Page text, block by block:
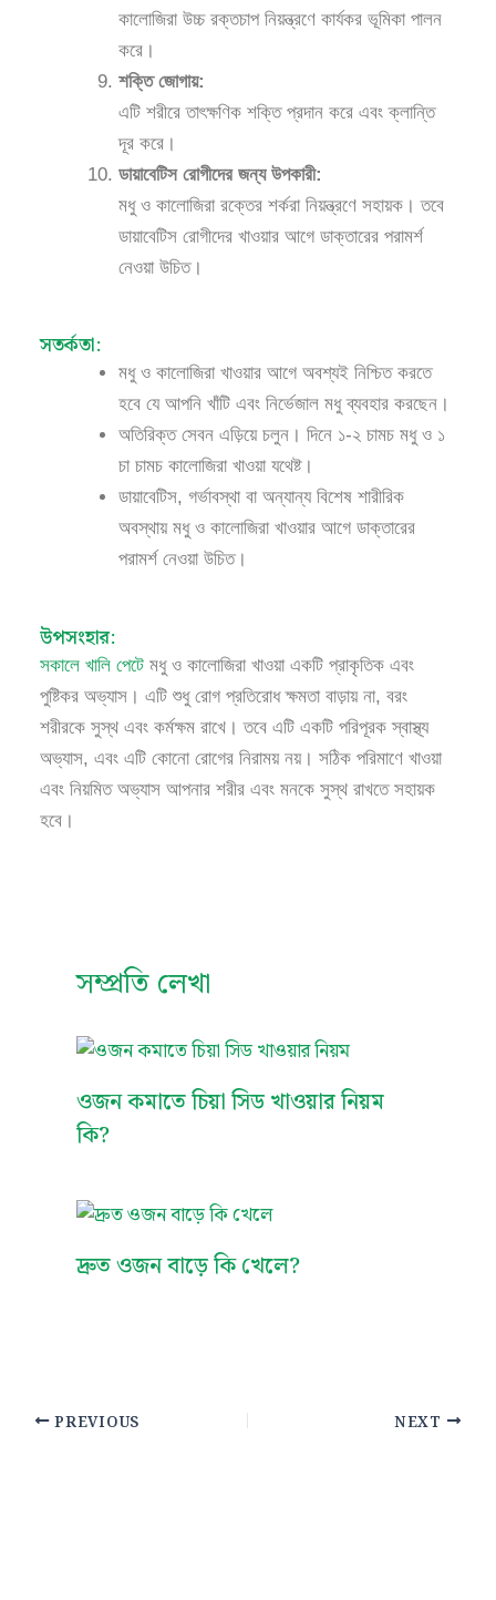
কালোজিরা উচ্চ রক্তচাপ নিয়ন্ত্রণে কার্যকর ভূমিকা পালন
করে।
শক্তি জোগায়:
এটি শরীরে তাৎক্ষণিক শক্তি প্রদান করে এবং ক্লান্তি
দূর করে।
ডায়াবেটিস রোগীদের জন্য উপকারী:
মধু ও কালোজিরা রক্তের শর্করা নিয়ন্ত্রণে সহায়ক। তবে
ডায়াবেটিস রোগীদের খাওয়ার আগে ডাক্তারের পরামর্শ
নেওয়া উচিত।
সতর্কতা:
মধু ও কালোজিরা খাওয়ার আগে অবশ্যই নিশ্চিত করতে
হবে যে আপনি খাঁটি এবং নির্ভেজাল মধু ব্যবহার করছেন।
অতিরিক্ত সেবন এড়িয়ে চলুন। দিনে ১-২ চামচ মধু ও ১
চা চামচ কালোজিরা খাওয়া যথেষ্ট।
ডায়াবেটিস, গর্ভাবস্থা বা অন্যান্য বিশেষ শারীরিক
অবস্থায় মধু ও কালোজিরা খাওয়ার আগে ডাক্তারের
পরামর্শ নেওয়া উচিত।
উপসংহার:
সকালে খালি পেটে মধু ও কালোজিরা খাওয়া একটি প্রাকৃতিক এবং
পুষ্টিকর অভ্যাস। এটি শুধু রোগ প্রতিরোধ ক্ষমতা বাড়ায় না, বরং
শরীরকে সুস্থ এবং কর্মক্ষম রাখে। তবে এটি একটি পরিপূরক স্বাস্থ্য
অভ্যাস, এবং এটি কোনো রোগের নিরাময় নয়। সঠিক পরিমাণে খাওয়া
এবং নিয়মিত অভ্যাস আপনার শরীর এবং মনকে সুস্থ রাখতে সহায়ক
হবে।
সম্প্রতি লেখা
ওজন কমাতে চিয়া সিড খাওয়ার নিয়ম
কি?
দ্রুত ওজন বাড়ে কি খেলে?
PREVIOUS NEXT